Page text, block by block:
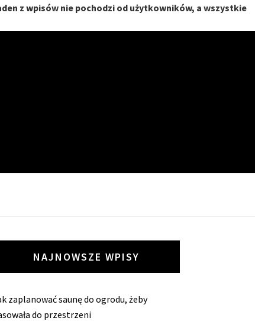
z wpisów nie pochodzi od użytkowników, a wszystkie
NAJNOWSZE WPISY
zaplanować saunę do ogrodu, żeby
do przestrzeni